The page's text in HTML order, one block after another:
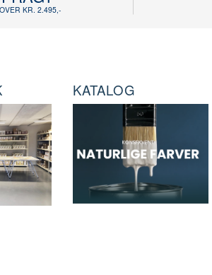
KR. 2.495,-
KATALOG